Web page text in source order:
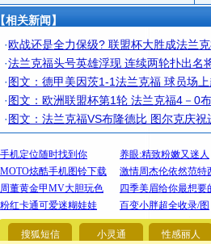
【相关新闻】
·欧战还是全力保级? 联盟杯大胜成法兰
·法兰克福头号英雄浮现 连续两轮扑出名
·图文：德甲美因茨1-1法兰克福 球员场上
·图文：欧洲联盟杯第1轮 法兰克福4－0
·图文：法兰克福VS布隆德比 图尔克庆祝
搜狐短信 小灵通 性感丽人